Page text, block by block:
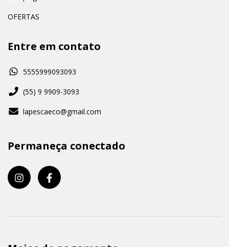
OFERTAS
Entre em contato
5555999093093
(55) 9 9909-3093
lapescaeco@gmail.com
Permaneça conectado